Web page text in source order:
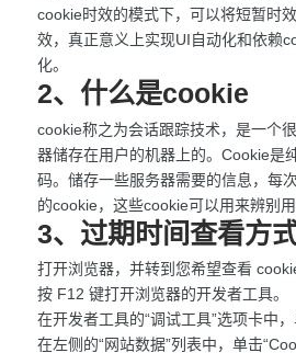
cookie时效的模式下，可以将短暂时
效，真正意义上实现UI自动化和依赖
化。
2、什么是cookie
cookie称之为会话跟踪技术，是一个
器储存在用户的机器上的。Cookie是
码。储存一些服务器需要的信息，每
的cookie，这些cookie可以用来辨别
3、过期时间查看方
打开浏览器，并转到您希望查看
按 F12 键打开浏览器的开发者工具。
在开发者工具的“调试工具”选项卡中，
在左侧的“网站数据”列表中，单击